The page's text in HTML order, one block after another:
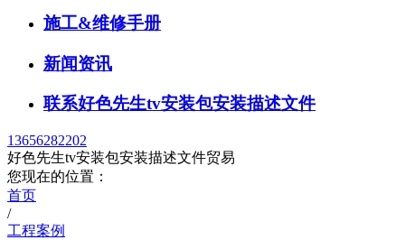
施工&维修手册
新闻资讯
联系好色先生tv安装包安装描述文件
13656282202
好色先生tv安装包安装描述文件贸易
您现在的位置：
首页
/
工程案例